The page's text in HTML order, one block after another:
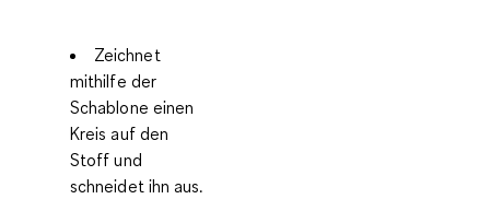
Zeichnet
mithilfe der
Schablone einen
Kreis auf den
Stoff und
schneidet ihn aus.